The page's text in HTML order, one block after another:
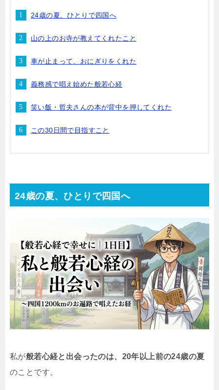
24歳の夏、ひとりで四国へ
山の上のお寺が教えてくれたこと
車が止まって、おにぎりをくれた
義務感で唱え始めた般若心経
笑い飯・哲夫さんの本が背中を押してくれた
この30日間で目指すこと
24歳の夏、ひとりで四国へ
私が般若心経と出会ったのは、20年以上前の24歳の夏
のことです。